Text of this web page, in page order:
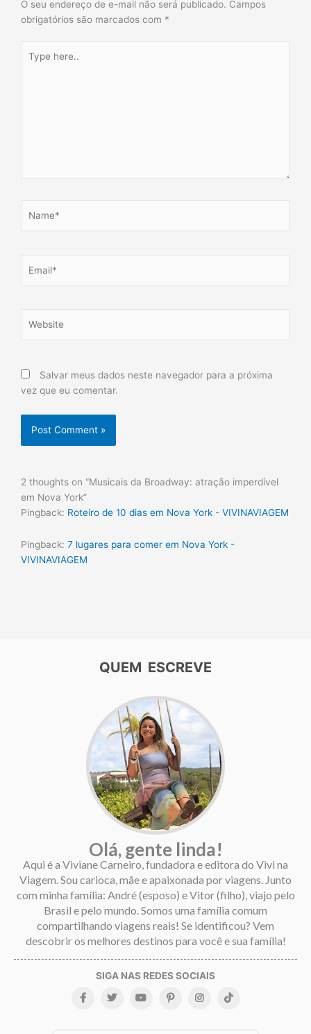
O seu endereço de e-mail não será publicado. Campos
obrigatórios são marcados com *
here..
Salvar meus dados neste navegador para a próxima
vez que eu comentar.
2 thoughts on “Musicais da Broadway: atração imperdível
em Nova York”
Pingback: Roteiro de 10 dias em Nova York - VIVINAVIAGEM
Pingback: 7 lugares para comer em Nova York -
VIVINAVIAGEM
QUEM ESCREVE
Olá, gente linda!
Aqui é a Viviane Carneiro, fundadora e editora do Vivi na
Viagem. Sou carioca, mãe e apaixonada por viagens. Junto
com minha família: André (esposo) e Vitor (filho), viajo pelo
Brasil e pelo mundo. Somos uma família comum
compartilhando viagens reais! Se identificou? Vem
descobrir os melhores destinos para você e sua família!